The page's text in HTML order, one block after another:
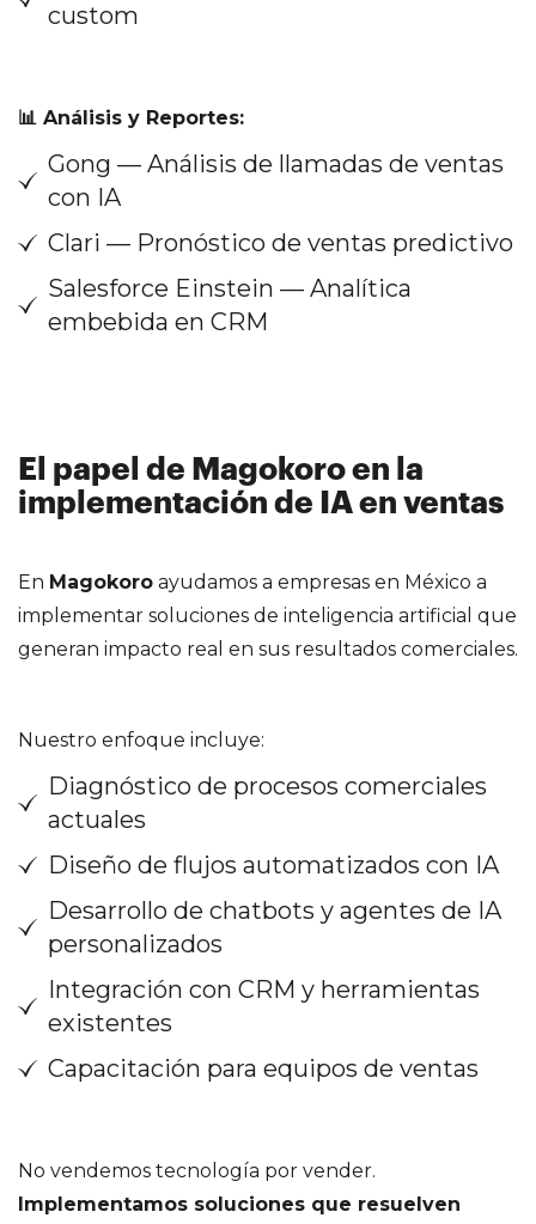
custom
📊 Análisis y Reportes:
Gong — Análisis de llamadas de ventas
con IA
Clari — Pronóstico de ventas predictivo
Salesforce Einstein — Analítica
embebida en CRM
El papel de Magokoro en la
implementación de IA en ventas
En Magokoro ayudamos a empresas en México a
implementar soluciones de inteligencia artificial que
generan impacto real en sus resultados comerciales.
Nuestro enfoque incluye:
Diagnóstico de procesos comerciales
actuales
Diseño de flujos automatizados con IA
Desarrollo de chatbots y agentes de IA
personalizados
Integración con CRM y herramientas
existentes
Capacitación para equipos de ventas
No vendemos tecnología por vender.
Implementamos soluciones que resuelven